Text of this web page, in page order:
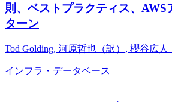
則、ベストプラクティス、AWS
ターン
Tod Golding, 河原哲也（訳）, 櫻谷広人
インフラ・データベース